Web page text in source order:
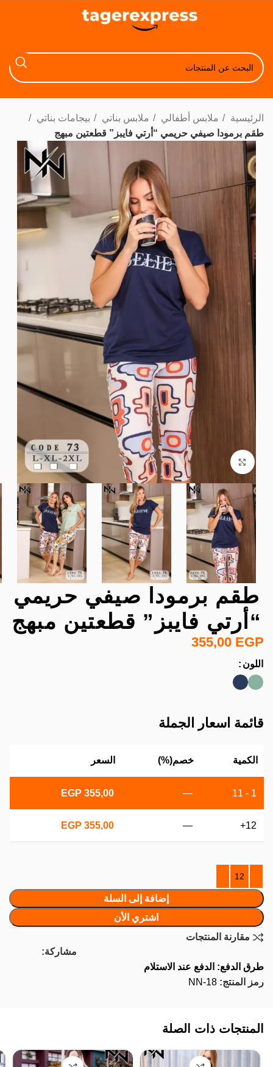
الرئيسية ملابس أطفالي ملابس بناتي
بيجامات بناتي
طقم برمودا صيفي حريمي “أرتي فايبز” قطعتين مبهج
Click to enlarge
طقم برمودا صيفي حريمي
“أرتي فايبز” قطعتين مبهج
355,00 EGP
اللون
قائمة اسعار الجملة
الكمية خصم(%) السعر
1 - 11
—
355,00
EGP
12+
—
355,00
EGP
إضافة إلى السلة
اشتري الأن
مقارنة المنتجات
مشاركة:
طرق الدفع: الدفع عند الاستلام
رمز المنتج:NN-18
المنتجات ذات الصلة